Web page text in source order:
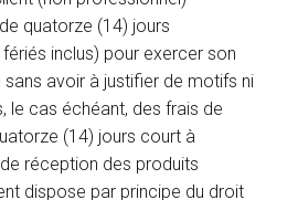
quatorze (14) jours
inclus) pour exercer son
avoir à justifier de motifs ni
le cas échéant, des frais de
(14) jours court à
réception des produits
dispose par principe du droit